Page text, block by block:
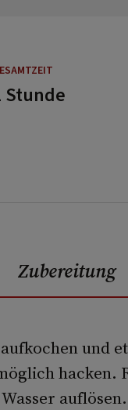
Stunde
Zubereitung
und
hacken.
auflösen.